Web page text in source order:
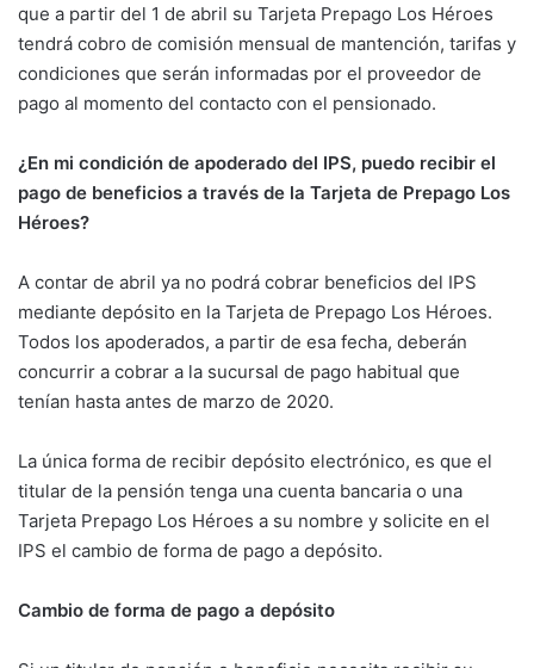
que a partir del 1 de abril su Tarjeta Prepago Los Héroes
tendrá cobro de comisión mensual de mantención, tarifas y
condiciones que serán informadas por el proveedor de
pago al momento del contacto con el pensionado.
¿En mi condición de apoderado del IPS, puedo recibir el
pago de beneficios a través de la Tarjeta de Prepago Los
Héroes?
A contar de abril ya no podrá cobrar beneficios del IPS
mediante depósito en la Tarjeta de Prepago Los Héroes.
Todos los apoderados, a partir de esa fecha, deberán
concurrir a cobrar a la sucursal de pago habitual que
tenían hasta antes de marzo de 2020.
La única forma de recibir depósito electrónico, es que el
titular de la pensión tenga una cuenta bancaria o una
Tarjeta Prepago Los Héroes a su nombre y solicite en el
IPS el cambio de forma de pago a depósito.
Cambio de forma de pago a depósito